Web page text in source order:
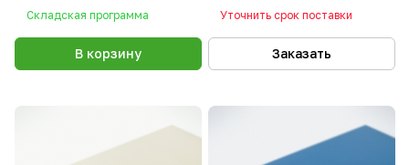
Складская программа
В корзину
матовый
Уточнить срок поставки
Заказать